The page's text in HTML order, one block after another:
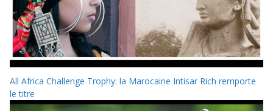
All Africa Challenge Trophy: la Marocaine Intisar Rich remporte
le titre